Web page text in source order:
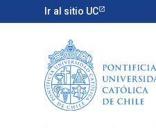
Ir al sitio UC